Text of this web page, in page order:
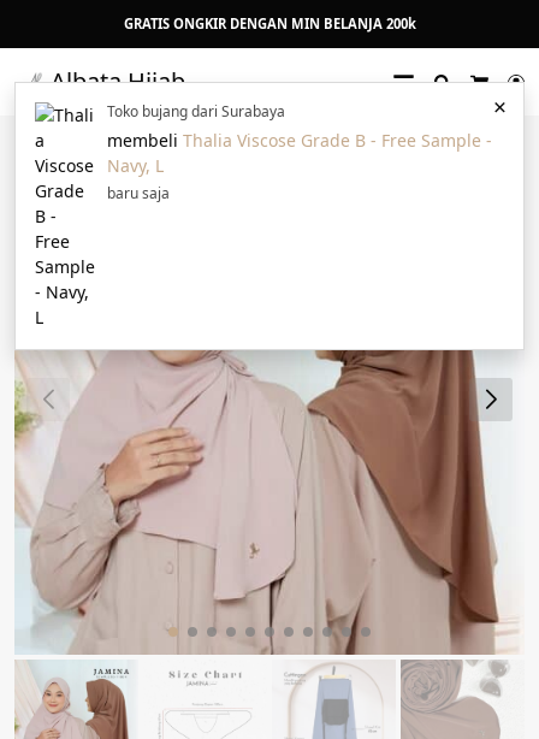
GRATIS ONGKIR DENGAN MIN BELANJA 200k
Albata Hijab
Search
Cart
22%
×
Toko bujang dari Surabaya
membeli Thalia Viscose Grade B - Free Sample -
Navy, L
baru saja